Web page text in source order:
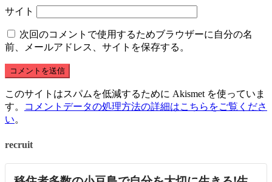
サイト
次回のコメントで使用するためブラウザーに自分の名
前、メールアドレス、サイトを保存する。
このサイトはスパムを低減するために Akismet を使っていま
す。
コメントデータの処理方法の詳細はこちらをご覧くださ
い。
recruit